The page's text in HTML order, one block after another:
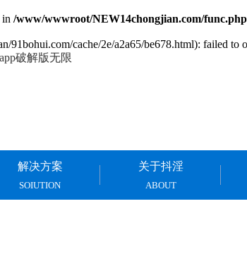
in /www/wwwroot/NEW14chongjian.com/func.php
91bohui.com/cache/2e/a2a65/be678.html): failed to
破解版无限
解决方案
SOIUTION
关于抖淫
ABOUT